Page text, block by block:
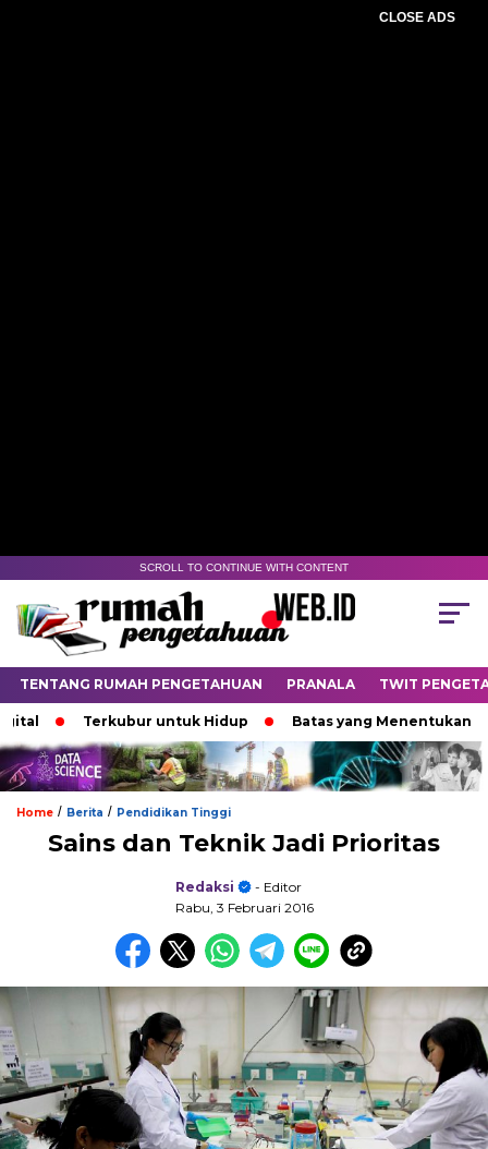
CLOSE ADS
SCROLL TO CONTINUE WITH CONTENT
TENTANG RUMAH PENGETAHUAN PRANALA TWIT
Terkubur untuk Hidup Batas yang Menentukan
Home / Berita / Pendidikan Tinggi
Sains dan Teknik Jadi Prioritas
Redaksi
- Editor
Rabu, 3 Februari 2016